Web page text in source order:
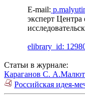
E-mail:
эксперт
elibrary_id:
Статьи в журнале:
Караганов С. А.
Российская идея-